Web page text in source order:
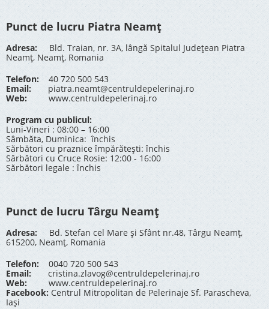
Punct de lucru Piatra Neamț
Adresa: Bld. Traian, nr. 3A, lângă Spitalul Județean Piatra
Neamț, Neamț, Romania
Telefon:40 720 500 543
Email:
piatra.neamt@centruldepelerinaj.ro
Web:
www.centruldepelerinaj.ro
Program cu publicul:
Luni-Vineri : 08:00 – 16:00
Sâmbăta, Duminica: închis
Sărbători cu praznice împărătești: închis
Sărbători cu Cruce Rosie: 12:00 - 16:00
Sărbători legale : închis
Punct de lucru Târgu Neamț
Adresa: Bd. Stefan cel Mare și Sfânt nr.48, Târgu Neamț,
615200, Neamț, Romania
Telefon: 0040 720 500 543
Email:
cristina.zlavog@centruldepelerinaj.ro
Web:
www.centruldepelerinaj.ro
Facebook: Centrul Mitropolitan de Pelerinaje Sf. Parascheva,
Iași